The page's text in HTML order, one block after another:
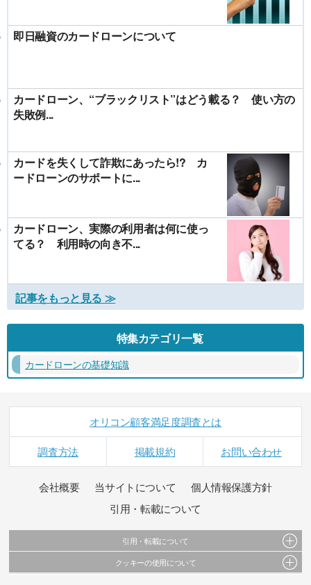
即日融資のカードローンについて
カードローン、“ブラックリスト”はどう載る？ 使い方の
失敗例...
カードを失くして詐欺にあったら!? カ
ードローンのサポートに...
カードローン、実際の利用者は何に使っ
てる？ 利用時の向き不...
記事をもっと見る ≫
特集カテゴリ一覧
カードローンの基礎知識
オリコン顧客満足度調査とは
調査方法 掲載規約 お問い合わせ
会社概要 当サイトについて
個人情報保護方針
引用・転載について
引用・転載について
当サイトで公開されている情報（文字、写真、イラスト、画像データ等）及びこれらの配
クッキーの使用について